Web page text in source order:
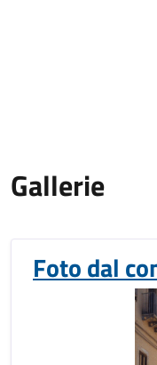
Gallerie
Foto dal